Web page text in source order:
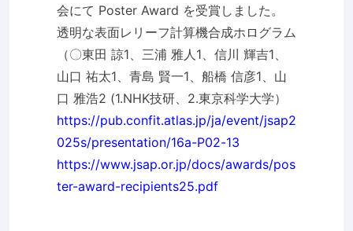
会にて Poster Award を受賞しました。
透明な表面レリーフ計算機合成ホログラム
（〇東田 諒1、三浦 雅人1、信川 輝吉1、
山口 祐太1、青島 賢一1、船橋 信彦1、山
口 雅浩2 (1.NHK技研、2.東京科学大学）
https://pub.confit.atlas.jp/ja/event/jsap2
025s/presentation/16a-P02-13
https://www.jsap.or.jp/docs/awards/pos
ter-award-recipients25.pdf